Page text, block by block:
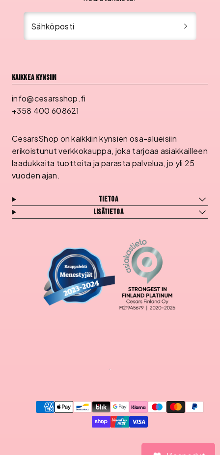
Sähköposti
Kaikkea kynsiin
info@cesarsshop.fi
+358 400 608621
CesarsShop on kaikkiin kynsien osa-alueisiin
erikoistunut verkkokauppa, joka tarjoaa asiakkailleen
laadukkaita tuotteita ja parasta palvelua, jo yli 25
vuoden ajan.
Tietoa
Lisätietoa
Maksutavat